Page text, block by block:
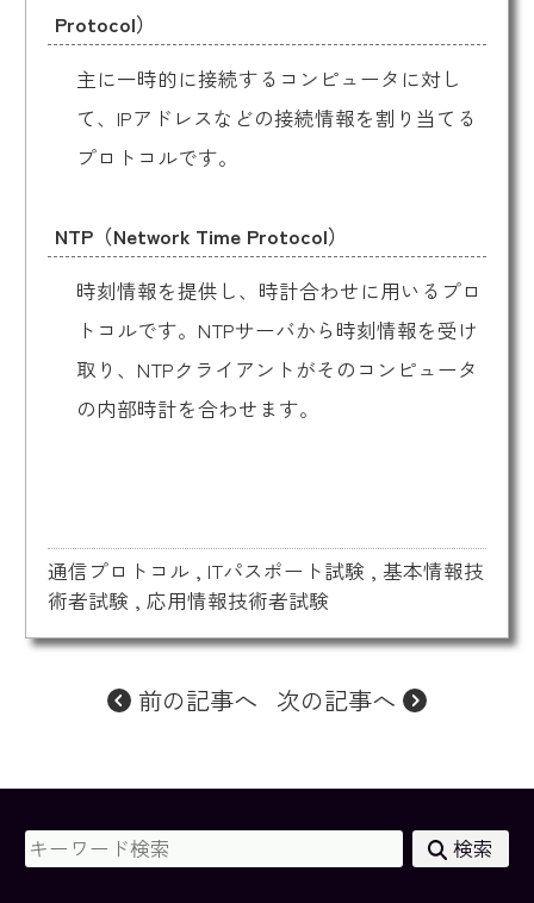
Protocol）
主に一時的に接続するコンピュータに対し
て、IPアドレスなどの接続情報を割り当てる
プロトコルです。
NTP（Network Time Protocol）
時刻情報を提供し、時計合わせに用いるプロ
トコルです。NTPサーバから時刻情報を受け
取り、NTPクライアントがそのコンピュータ
の内部時計を合わせます。
通信プロトコル, ITパスポート試験 , 基本情報技
術者試験 , 応用情報技術者試験
前の記事へ 次の記事へ
検索